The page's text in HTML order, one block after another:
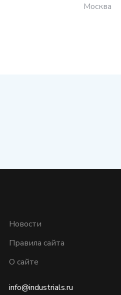
Москва
Новости
Правила сайта
О сайте
info@industrials.ru